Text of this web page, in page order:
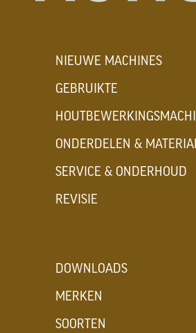
NIEUWE MACHINES
GEBRUIKTE
ONDERDELEN &
SERVICE & ONDERHOUD
REVISIE
DOWNLOADS
MERKEN
SOORTEN